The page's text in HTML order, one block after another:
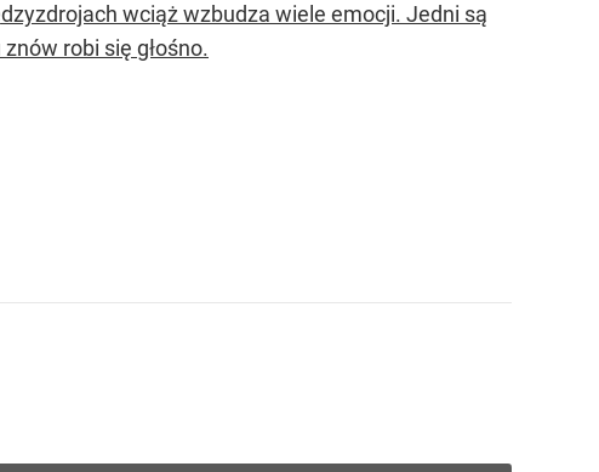
wciąż wzbudza wiele emocji. Jedni są
robi się głośno.